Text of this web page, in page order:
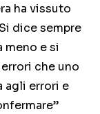
ha vissuto
dice sempre
meno e si
che uno
agli errori e